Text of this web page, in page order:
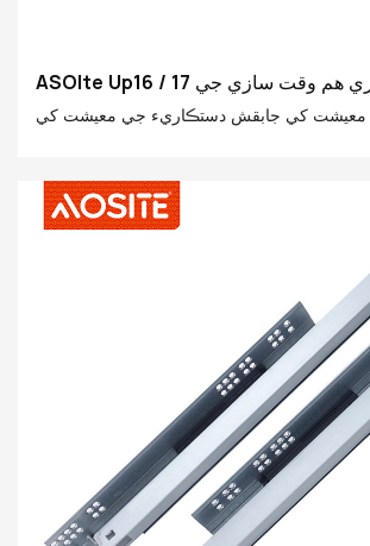
ASOIte Up16 / 17 مڪمل واڌ واري هم وقت سازي جي
معيشت کي جابقش دستڪاريء جي معيشت کي
هم وقت سازي وارو تجربو آڻڻ لاء. اسان معيار
تفصيل استعمال ڪندا آهيون ۽ توهان لاء سمارٽ